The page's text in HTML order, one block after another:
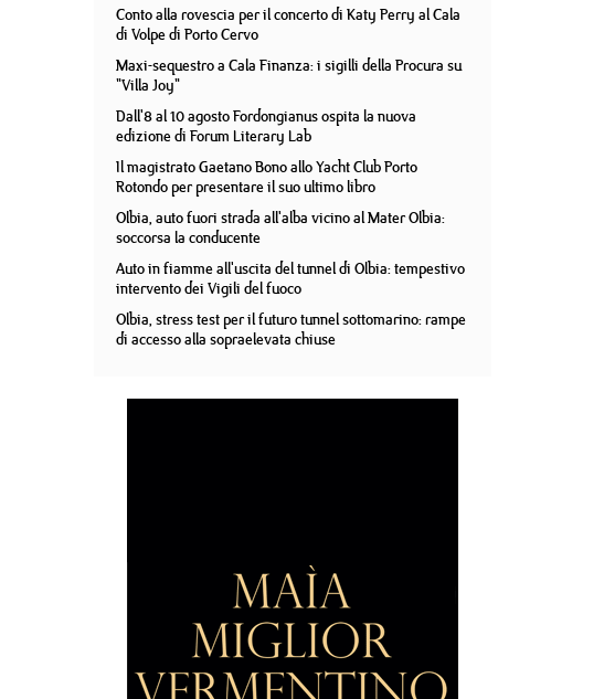
Conto alla rovescia per il concerto di Katy Perry al Cala
di Volpe di Porto Cervo
Maxi-sequestro a Cala Finanza: i sigilli della Procura su
"Villa Joy"
Dall'8 al 10 agosto Fordongianus ospita la nuova
edizione di Forum Literary Lab
Il magistrato Gaetano Bono allo Yacht Club Porto
Rotondo per presentare il suo ultimo libro
Olbia, auto fuori strada all'alba vicino al Mater Olbia:
soccorsa la conducente
Auto in fiamme all'uscita del tunnel di Olbia: tempestivo
intervento dei Vigili del fuoco
Olbia, stress test per il futuro tunnel sottomarino: rampe
di accesso alla sopraelevata chiuse